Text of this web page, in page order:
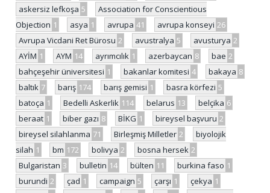
askersiz lefkoşa 5
Association for Conscientious
Objection 1 asya 1 avrupa 41 avrupa konseyi 26
Avrupa Vicdani Ret Bürosu 2 avustralya 5 avusturya 2
AYİM 1 AYM 14 ayrımcılık 1 azerbaycan 8 bae 2
bahçeşehir üniversitesi 1 bakanlar komitesi 4 bakaya 8
baltık 7 barış 174 barış gemisi 1 basra körfezi 5
batoça 1 Bedelli Askerlik 114 belarus 13 belçika 6
beraat 1 biber gazı 8 BİKG 1 bireysel başvuru 2
bireysel silahlanma 71 Birleşmiş Milletler 2
biyolojik
silah 1 bm 172 bolivya 2 bosna hersek 2
Bulgaristan 3 bulletin 14 bülten 11 burkina faso 1
burundi 2 çad 1 campaign 5 çarşı 1 çekya 1